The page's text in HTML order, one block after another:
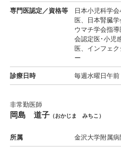
専門医認定／資格等
日本小児科学
医、日本腎臓
ウマチ学会指
会認定医･小児
医、インフェ
ー
診療日時 毎週水曜日午前
非常勤医師
岡島 道子 （おかじま みちこ）
所属 金沢大学附属病